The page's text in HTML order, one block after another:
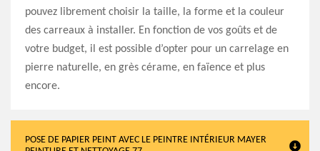
pouvez librement choisir la taille, la forme et la couleur
des carreaux à installer. En fonction de vos goûts et de
votre budget, il est possible d’opter pour un carrelage en
pierre naturelle, en grès cérame, en faïence et plus
encore.
POSE DE PAPIER PEINT AVEC LE PEINTRE INTÉRIEUR MAYER